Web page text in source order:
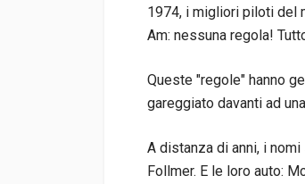
1974, i migliori piloti del
Am: nessuna regola!
Queste "regole" hanno
gareggiato davanti ad
A distanza di anni, i
Follmer. E le loro auto: